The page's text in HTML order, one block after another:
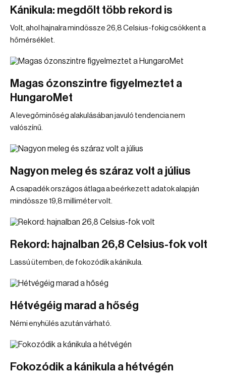
Kánikula: megdőlt több rekord is
Volt, ahol hajnalra mindössze 26,8 Celsius-fokig csökkent a
hőmérséklet.
Magas ózonszintre figyelmeztet a
HungaroMet
A levegőminőség alakulásában javuló tendencia nem
valószínű.
Nagyon meleg és száraz volt a július
A csapadék országos átlaga a beérkezett adatok alapján
mindössze 19,8 milliméter volt.
Rekord: hajnalban 26,8 Celsius-fok volt
Lassú ütemben, de fokozódik a kánikula.
Hétvégéig marad a hőség
Némi enyhülés azután várható.
Fokozódik a kánikula a hétvégén